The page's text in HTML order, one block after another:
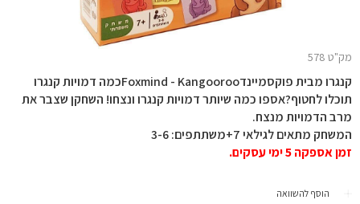
מק"ט 578
קנגרו מבית פוקסמיינדFoxmind - Kangoorooכמה דמויות קנגרו
תוכלו לחטוף?אספו כמה שיותר דמויות קנגרו ונצחו! השחקן שצבר את
מרב הדמויות מנצח.
המשחק מתאים לגילאי 7+משתתפים: 3-6
זמן אספקה 5 ימי עסקים.
הוסף להשוואה